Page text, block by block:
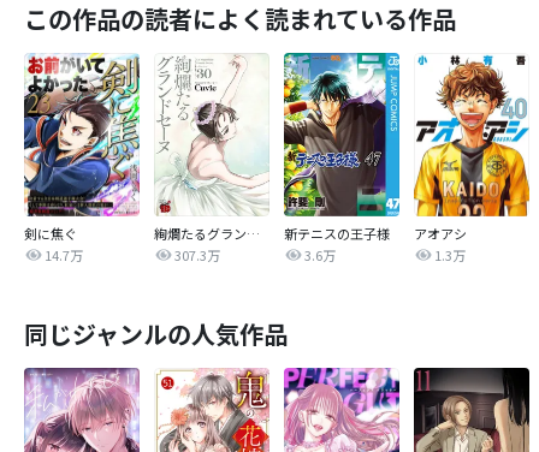
この作品の読者によく読まれている作品
剣に焦ぐ
14.7万
絢爛たるグランドセーヌ
307.3万
新テニスの王子様
3.6万
アオアシ
1.3万
同じジャンルの人気作品